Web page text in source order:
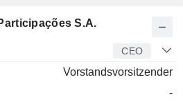
S.A.
CEO
Vorstandsvorsitzender
-